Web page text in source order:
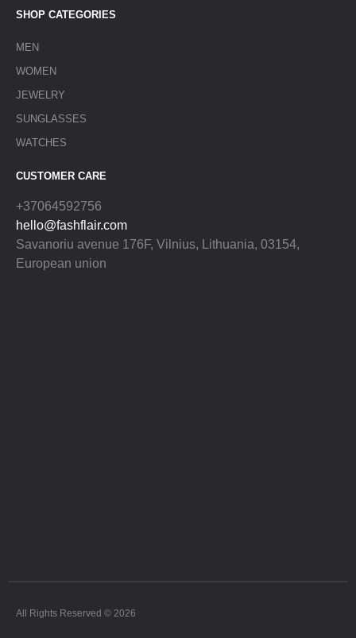
SHOP CATEGORIES
MEN
WOMEN
JEWELRY
SUNGLASSES
WATCHES
CUSTOMER CARE
+37064592756
hello@fashflair.com
Savanoriu avenue 176F, Vilnius, Lithuania, 03154,
European union
All Rights Reserved © 2026